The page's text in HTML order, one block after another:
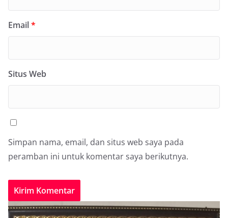
Email*
Situs Web
Simpan nama, email, dan situs web saya pada
peramban ini untuk komentar saya berikutnya.